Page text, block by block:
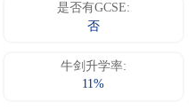
是否有GCSE:
否
牛剑升学率:
11%